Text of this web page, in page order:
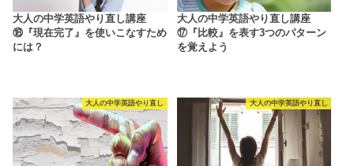
大人の中学英語やり直し講座
⑱『現在完了』を使いこなすため
には？
大人の中学英語やり直し講座
⑰『比較』を表す3つのパターン
を覚えよう
大人の中学英語やり直し 大人の中学英語やり直し